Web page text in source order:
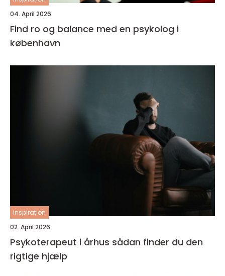
04. April 2026
Find ro og balance med en psykolog i
københavn
inspiration
02. April 2026
Psykoterapeut i århus sådan finder du den
rigtige hjælp